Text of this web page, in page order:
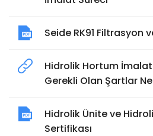
Seide RK91 Filtrasyon
Hidrolik Hortum
Gerekli Olan Şartlar
Hidrolik Ünite ve
Sertifikası